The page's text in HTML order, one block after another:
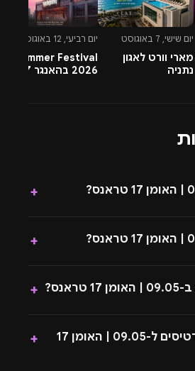
יום שישי, 7 באוגוסט
מארי וורט לאגון
נתניה
יום רביעי, 12 באוגוסט
Summer Festival
+
+
+
היכן ניתן לרכוש כרטיסים ל-09.05 | האומן 17
+